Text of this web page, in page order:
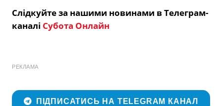
Слідкуйте за нашими новинами в Телеграм-
каналі Субота Онлайн
РЕКЛАМА
ПІДПИСАТИСЬ НА TELEGRAM КАНАЛ